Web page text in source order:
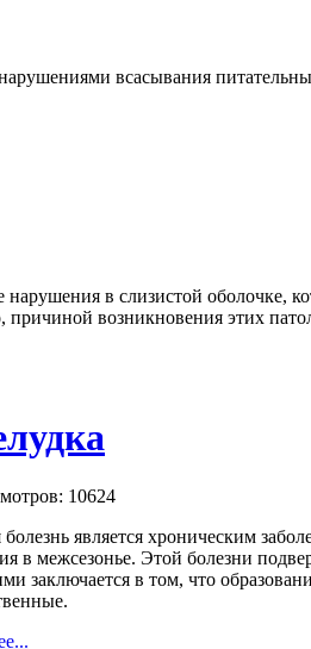
всасывания
в слизистой оболочке,
возникновения этих
10624
болезнь является хроническим
в межсезонье. Этой болезни
заключается в том, что